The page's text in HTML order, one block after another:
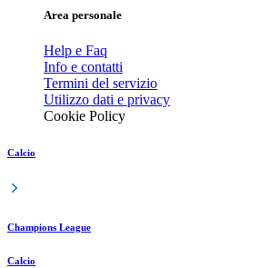
Area personale
Help e Faq
Info e contatti
Termini del servizio
Utilizzo dati e privacy
Cookie Policy
Calcio
Champions League
Calcio